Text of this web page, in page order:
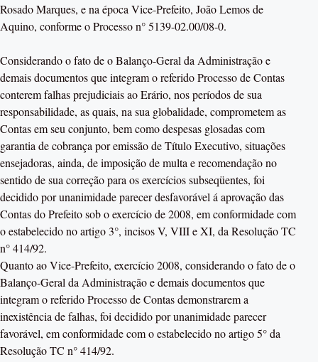
Rosado Marques, e na época Vice-Prefeito, João Lemos de
Aquino, conforme o Processo n° 5139-02.00/08-0.
Considerando o fato de o Balanço-Geral da Administração e
demais documentos que integram o referido Processo de Contas
conterem falhas prejudiciais ao Erário, nos períodos de sua
responsabilidade, as quais, na sua globalidade, comprometem as
Contas em seu conjunto, bem como despesas glosadas com
garantia de cobrança por emissão de Título Executivo, situações
ensejadoras, ainda, de imposição de multa e recomendação no
sentido de sua correção para os exercícios subseqüentes, foi
decidido por unanimidade parecer desfavorável á aprovação das
Contas do Prefeito sob o exercício de 2008, em conformidade com
o estabelecido no artigo 3°, incisos V, VIII e XI, da Resolução TC
n° 414/92.
Quanto ao Vice-Prefeito, exercício 2008, considerando o fato de o
Balanço-Geral da Administração e demais documentos que
integram o referido Processo de Contas demonstrarem a
inexistência de falhas, foi decidido por unanimidade parecer
favorável, em conformidade com o estabelecido no artigo 5° da
Resolução TC n° 414/92.